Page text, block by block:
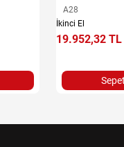
A28
İkinci El
19.952,32 TL